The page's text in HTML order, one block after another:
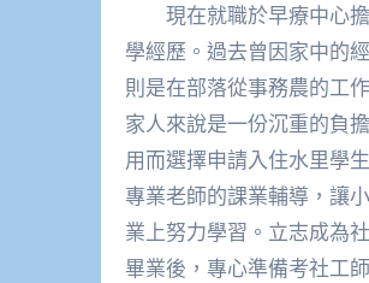
現在就職於早療中心
學經歷。過去曾因家中的
則是在部落從事務農的工
家人來說是一份沉重的負
用而選擇申請入住水里學
專業老師的課業輔導，讓
業上努力學習。立志成為
畢業後，專心準備考社工